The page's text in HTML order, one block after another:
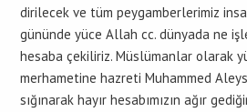
dirilecek ve tüm peygamberlerimiz
gününde yüce Allah cc. dünyada ne
hesaba çekiliriz. Müslümanlar olarak
merhametine hazreti Muhammed
sığınarak hayır hesabımızın ağır